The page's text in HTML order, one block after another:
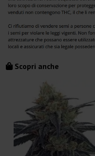
Scopri anche